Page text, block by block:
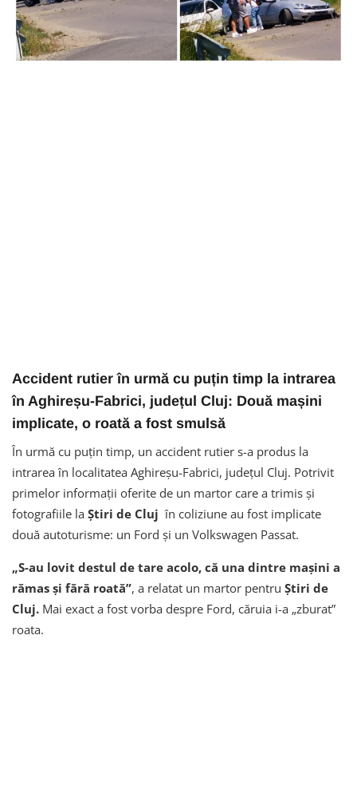
Accident rutier în urmă cu puțin timp la intrarea
în Aghireșu-Fabrici, județul Cluj: Două mașini
implicate, o roată a fost smulsă
În urmă cu puțin timp, un accident rutier s-a produs la
intrarea în localitatea Aghireșu-Fabrici, județul Cluj. Potrivit
primelor informații oferite de un martor care a trimis și
fotografiile la Știri de Cluj în coliziune au fost implicate
două autoturisme: un Ford și un Volkswagen Passat.
„S-au lovit destul de tare acolo, că una dintre mașini a
rămas și fără roată”, a relatat un martor pentru Știri de
Cluj. Mai exact a fost vorba despre Ford, căruia i-a „zburat”
roata.